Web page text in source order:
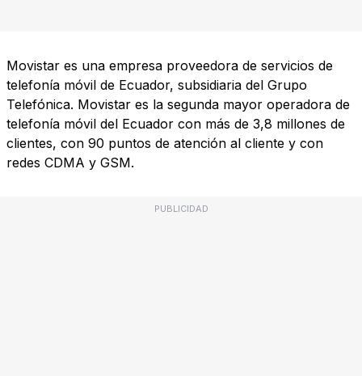
Movistar es una empresa proveedora de servicios de
telefonía móvil de Ecuador, subsidiaria del Grupo
Telefónica. Movistar es la segunda mayor operadora de
telefonía móvil del Ecuador con más de 3,8 millones de
clientes, con 90 puntos de atención al cliente y con
redes CDMA y GSM.
PUBLICIDAD